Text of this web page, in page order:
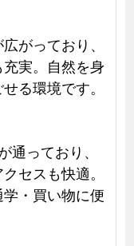
がっており、
実。自然を身
る環境です。
っており、
セスも快適。
・買い物に便